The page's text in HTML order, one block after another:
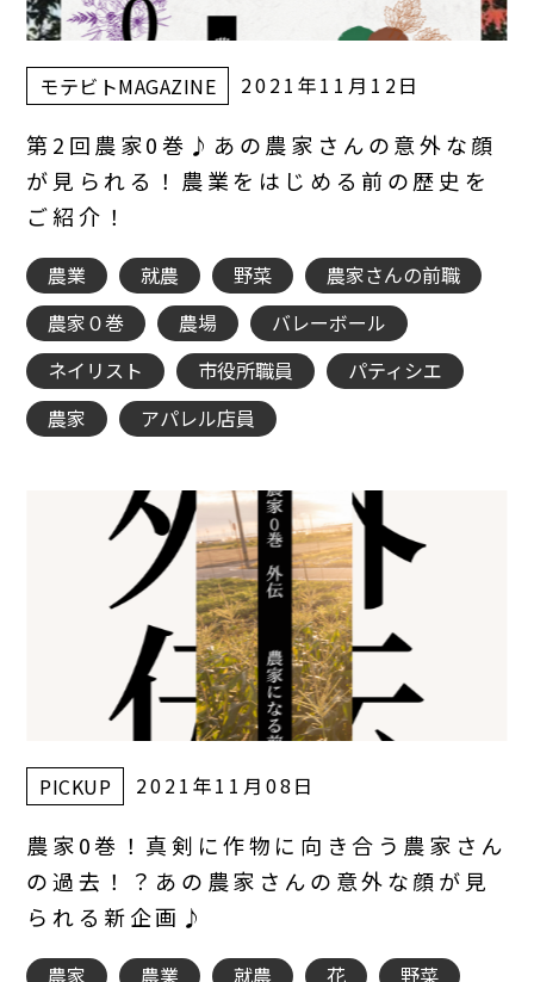
モテビトMAGAZINE 2021年11月12日
第2回農家0巻♪あの農家さんの意外な顔
が見られる！農業をはじめる前の歴史を
ご紹介！
農業 就農 野菜
農家さんの前職
農家０巻
農場
バレーボール
ネイリスト
市役所職員
パティシエ
農家
アパレル店員
PICKUP 2021年11月08日
農家0巻！真剣に作物に向き合う農家さん
の過去！？あの農家さんの意外な顔が見
られる新企画♪
農家 農業 就農 花 野菜